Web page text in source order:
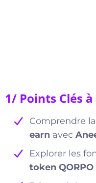
1/ Points Clés
Comprendre
earn avec
Explorer les
token QORPO